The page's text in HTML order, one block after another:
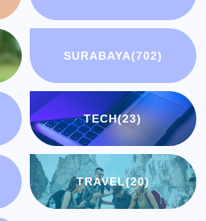
SURABAYA(702)
TECH(23)
TRAVEL(20)